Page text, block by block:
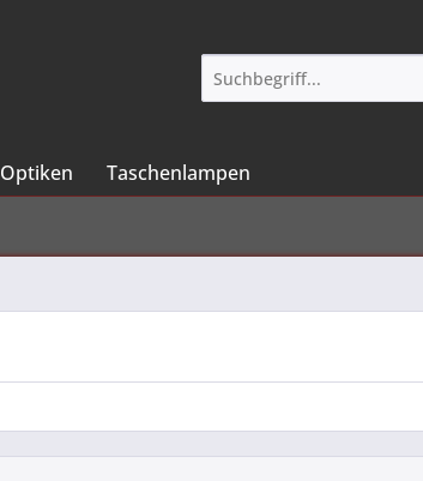
Optiken Taschenlampen